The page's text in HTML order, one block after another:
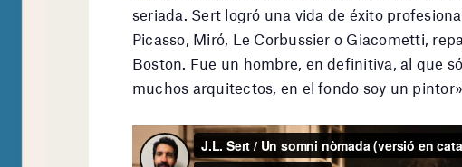
seriada. Sert logró una vida de éxito
Picasso, Miró, Le Corbussier o Giacometti,
Boston. Fue un hombre, en definitiva, al que
muchos arquitectos, en el fondo soy un pintor».